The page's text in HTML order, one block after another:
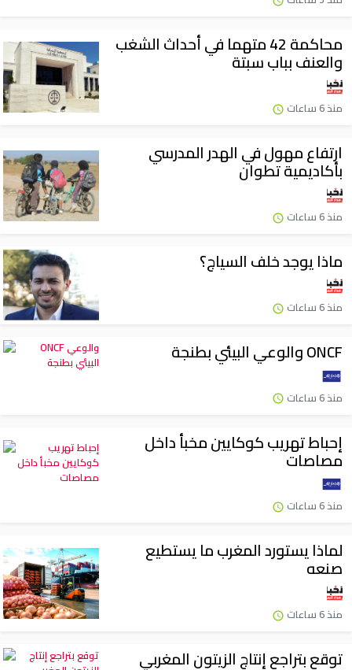
محاكمة 42 متهما في أحداث الشغب
والعنف بباب سبتة
منذ 6 ساعات
ارتفاع مهول في الهدر المدرسي
بأكاديمية تطوان
منذ 6 ساعات
ماذا يوجد خلف السياج؟
منذ 6 ساعات
ONCF والوعي البيئي بطنجة
منذ 6 ساعات
إحباط تهريب كوكايين مخبأ داخل
مصاصات
منذ 6 ساعات
لماذا يستورد المغرب ما يستطيع
صنعه
منذ 6 ساعات
توقع بتراجع إنتاج الزيتون المغربي